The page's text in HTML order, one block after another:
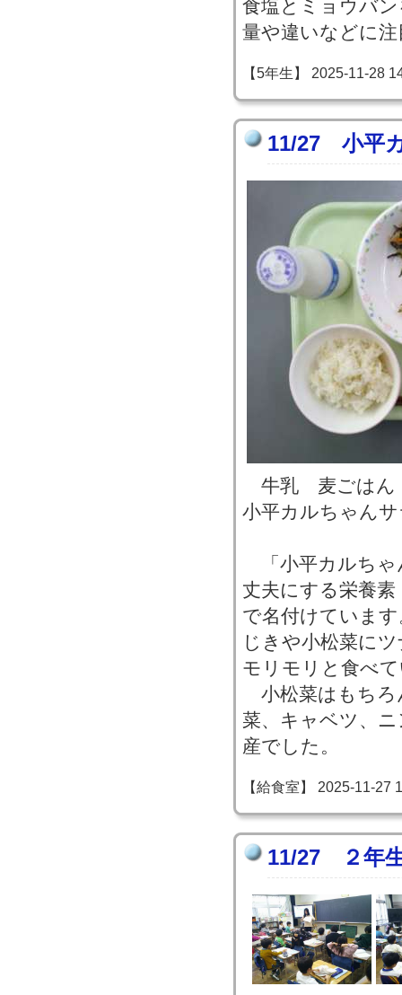
食塩とミョウバ
量や違いなどに
【5年生】 2025-11-28
11/27 小平
牛乳 麦ごは
小平カルちゃん
「小平カルちゃ
丈夫にする栄養
で名付けていま
じきや小松菜に
モリモリと食べ
小松菜はもちろ
菜、キャベツ、
産でした。
【給食室】 2025-11-27
11/27 ２年